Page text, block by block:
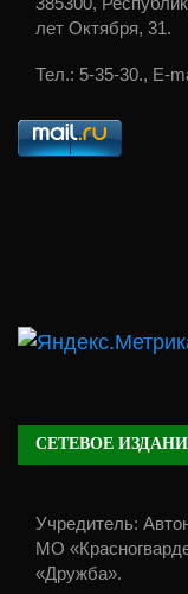
лет Октября, 31.
Тел.: 5-35-30., E-
СЕТЕВОЕ
Учредитель:
МО
«Дружба».